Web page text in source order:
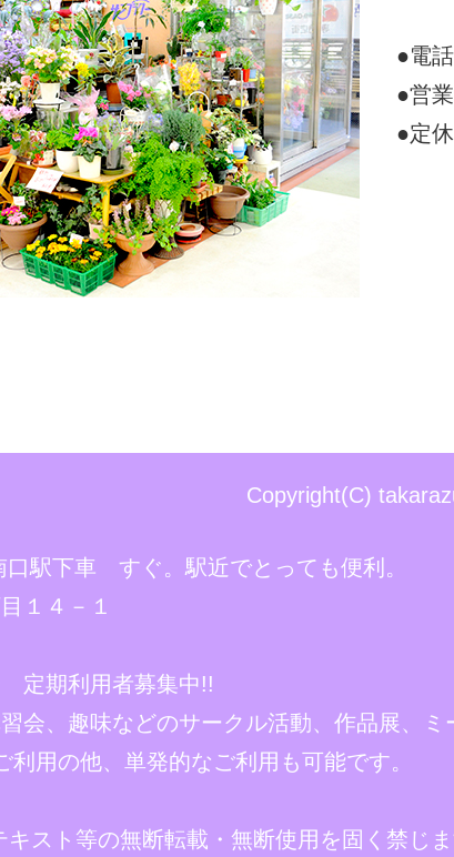
●電
●営
●定
Copyright(C)
口駅下車 すぐ。駅近でとっても便利。
１４－１
定期利用者募集中!!
会、趣味などのサークル活動、作品展、ミ
利用の他、単発的なご利用も可能です。
スト等の無断転載・無断使用を固く禁じま